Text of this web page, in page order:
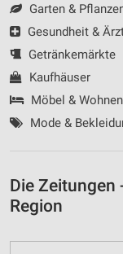
Garten &
Gesundheit &
Getränkemärkte
Kaufhäuser
Möbel & Wohnen
Mode &
Die Zeitungen
Region